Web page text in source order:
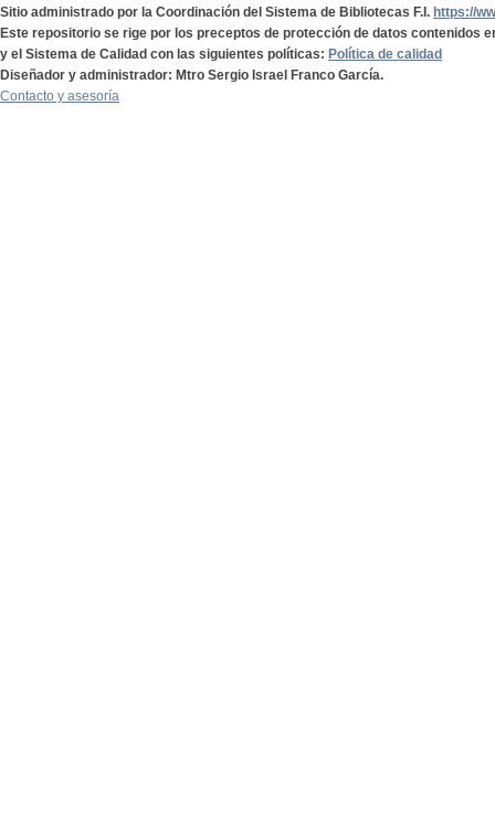
Sitio administrado por la Coordinación del Sistema de Bibliotecas F.I. https://
Este repositorio se rige por los preceptos de protección de datos contenidos
y el Sistema de Calidad con las siguientes políticas: Política de calidad
Diseñador y administrador: Mtro Sergio Israel Franco García.
Contacto y asesoría